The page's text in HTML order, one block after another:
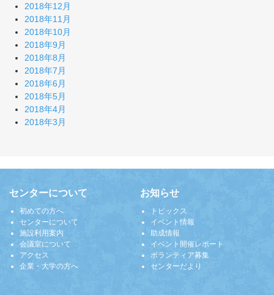
2018年12月
2018年11月
2018年10月
2018年9月
2018年8月
2018年7月
2018年6月
2018年5月
2018年4月
2018年3月
センターについて
初めての方へ
センターについて
施設利用案内
会議室について
アクセス
企業・大学の方へ
お知らせ
トピックス
イベント情報
助成情報
イベント開催レポート
ボランティア募集
センターだより